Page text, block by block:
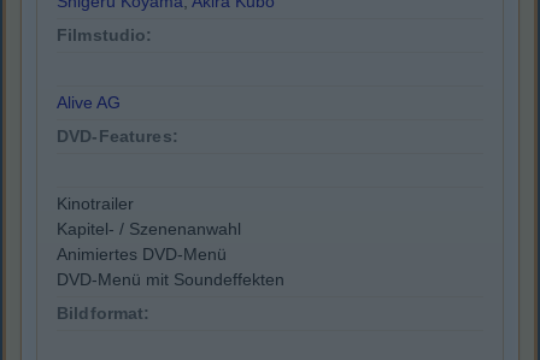
Filmstudio:
Alive AG
DVD-Features:
Kinotrailer
Kapitel- / Szenenanwahl
Animiertes DVD-Menü
DVD-Menü mit Soundeffekten
Bildformat: